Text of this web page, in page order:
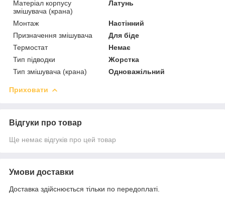
Матеріал корпусу
змішувача (крана)
Латунь
Монтаж
Настінний
Призначення змішувача
Для біде
Термостат
Немає
Тип підводки
Жорстка
Тип змішувача (крана)
Одноважільний
Приховати
Відгуки про товар
Ще немає відгуків про цей товар
Умови доставки
Доставка здійснюється тільки по передоплаті.